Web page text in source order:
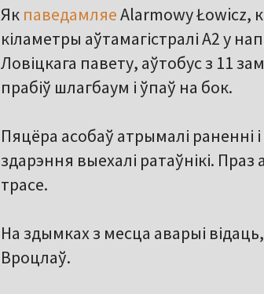
Як паведамляеAlarmowy Łowicz,
кіламетры аўтамагістралі А2 у
Ловіцкага павету, аўтобус з 11
прабіў шлагбаум і ўпаў на бок.
Пяцёра асобаў атрымалі раненні
здарэння выехалі ратаўнікі.
трасе.
На здымках з месца аварыі
Вроцлаў.